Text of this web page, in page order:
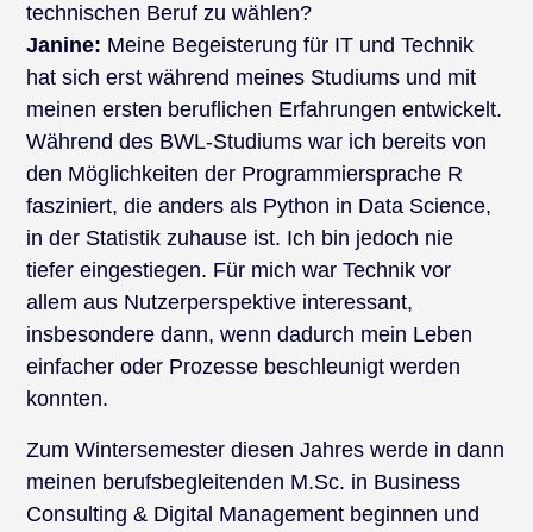
technischen Beruf zu wählen?
Janine: Meine Begeisterung für IT und Technik
hat sich erst während meines Studiums und mit
meinen ersten beruflichen Erfahrungen entwickelt.
Während des BWL-Studiums war ich bereits von
den Möglichkeiten der Programmiersprache R
fasziniert, die anders als Python in Data Science,
in der Statistik zuhause ist. Ich bin jedoch nie
tiefer eingestiegen. Für mich war Technik vor
allem aus Nutzerperspektive interessant,
insbesondere dann, wenn dadurch mein Leben
einfacher oder Prozesse beschleunigt werden
konnten.
Zum Wintersemester diesen Jahres werde in dann
meinen berufsbegleitenden M.Sc. in Business
Consulting & Digital Management beginnen und